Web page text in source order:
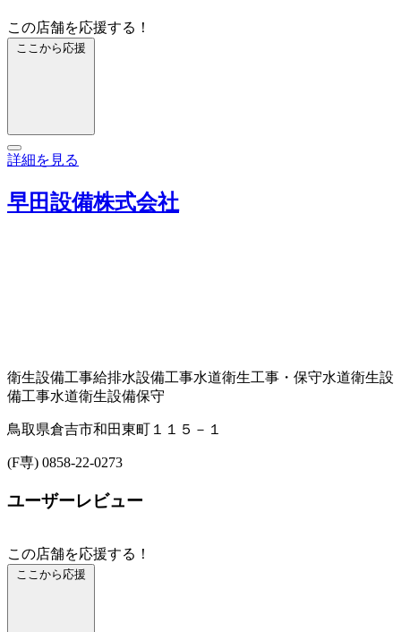
この店舗を応援する！
ここから応援
詳細を見る
早田設備株式会社
衛生設備工事給排水設備工事水道衛生工事・保守水道衛生設
備工事水道衛生設備保守
鳥取県倉吉市和田東町１１５－１
(F専) 0858-22-0273
ユーザーレビュー
この店舗を応援する！
ここから応援